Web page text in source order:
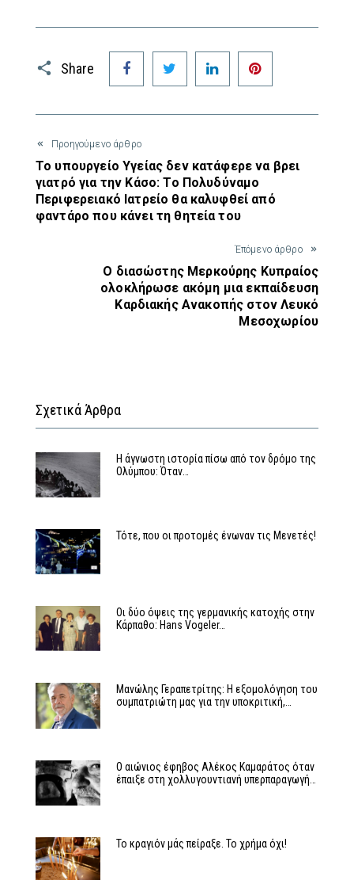
Share
Facebook Twitter LinkedIn
Προηγούμενο άρθρο
Το υπουργείο Υγείας δεν κατάφερε να βρει
γιατρό για την Κάσο: Το Πολυδύναμο
Περιφερειακό Ιατρείο θα καλυφθεί από
φαντάρο που κάνει τη θητεία του
Έπόμενο άρθρο
Ο διασώστης Μερκούρης Κυπραίος
ολοκλήρωσε ακόμη μια εκπαίδευση
Καρδιακής Ανακοπής στον Λευκό
Μεσοχωρίου
Σχετικά Άρθρα
Η άγνωστη ιστορία πίσω από τον δρόμο της
Ολύμπου: Όταν…
Τότε, που οι προτομές ένωναν τις Μενετές!
Οι δύο όψεις της γερμανικής κατοχής στην
Κάρπαθο: Hans Vogeler…
Μανώλης Γεραπετρίτης: Η εξομολόγηση του
συμπατριώτη μας για την υποκριτική,…
Ο αιώνιος έφηβος Αλέκος Καμαράτος όταν
έπαιξε στη χολλυγουντιανή υπερπαραγωγή…
Το κραγιόν μάς πείραξε. Το χρήμα όχι!